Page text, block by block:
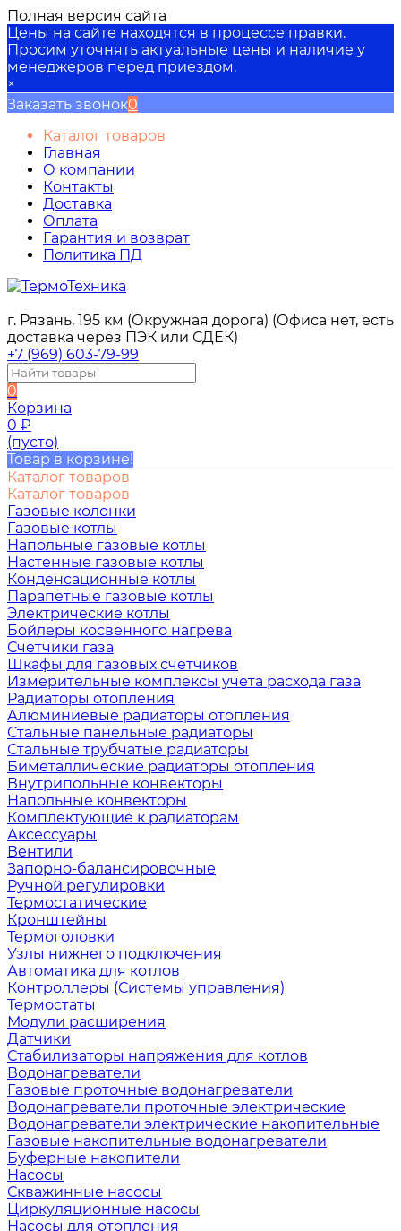
Полная версия сайта
Цены на сайте находятся в процессе правки.
Просим уточнять актуальные цены и наличие у
менеджеров перед приездом.
×
Заказать звонок0
Каталог товаров
Главная
О компании
Контакты
Доставка
Оплата
Гарантия и возврат
Политика ПД
г. Рязань, 195 км (Окружная дорога) (Офиса нет, есть
доставка через ПЭК или СДЕК)
+7 (969) 603-79-99
0
Корзина
0 ₽
(пусто)
Товар в корзине!
Каталог товаров
Каталог товаров
Газовые колонки
Газовые котлы
Напольные газовые котлы
Настенные газовые котлы
Конденсационные котлы
Парапетные газовые котлы
Электрические котлы
Бойлеры косвенного нагрева
Счетчики газа
Шкафы для газовых счетчиков
Измерительные комплексы учета расхода газа
Радиаторы отопления
Алюминиевые радиаторы отопления
Стальные панельные радиаторы
Стальные трубчатые радиаторы
Биметаллические радиаторы отопления
Внутрипольные конвекторы
Напольные конвекторы
Комплектующие к радиаторам
Аксессуары
Вентили
Запорно-балансировочные
Ручной регулировки
Термостатические
Кронштейны
Термоголовки
Узлы нижнего подключения
Автоматика для котлов
Контроллеры (Системы управления)
Термостаты
Модули расширения
Датчики
Стабилизаторы напряжения для котлов
Водонагреватели
Газовые проточные водонагреватели
Водонагреватели проточные электрические
Водонагреватели электрические накопительные
Газовые накопительные водонагреватели
Буферные накопители
Насосы
Скважинные насосы
Циркуляционные насосы
Насосы для отопления